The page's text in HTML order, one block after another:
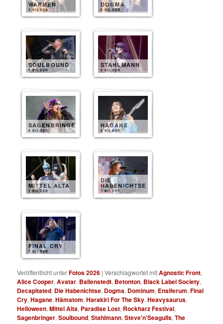
WARMEN
9 BILDER
DOGMA
9 BILDER
SOULBOUND
9 BILDER
STAHLMANN
9 BILDER
SAGENBRINGER
8 BILDER
HAGANE
8 BILDER
MITTEL ALTA
7 BILDER
DIE
HABENICHTSE
7 BILDER
FINAL CRY
7 BILDER
Veröffentlicht unterFotos 2026 |Verschlagwortet mitAgnostic Front,
Alice Cooper,Avatar, Ballenstedt, Betonton, Black Label Society,
Decapitated, Die Habenichtse, Dogma, Dominum, Ensiferum,Final
Cry,Hagane,Hämatom,Harakiri For The Sky,Heavysaurus,
Helloween,Mittel Alta, Paradise Lost, Rockharz Festival,
Sagenbringer,Soulbound,Stahlmann,Steve'n'Seagulls,The